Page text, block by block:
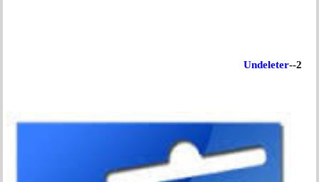
2--
Undeleter